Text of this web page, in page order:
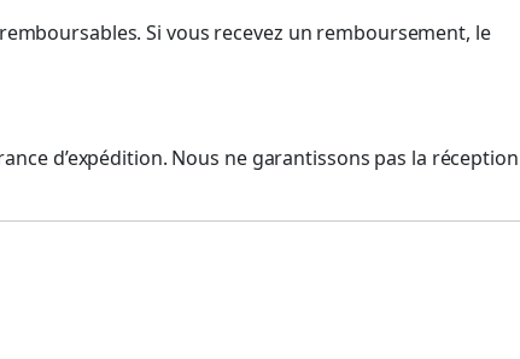
Si vous recevez un remboursement, le
d’expédition. Nous ne garantissons pas la réception